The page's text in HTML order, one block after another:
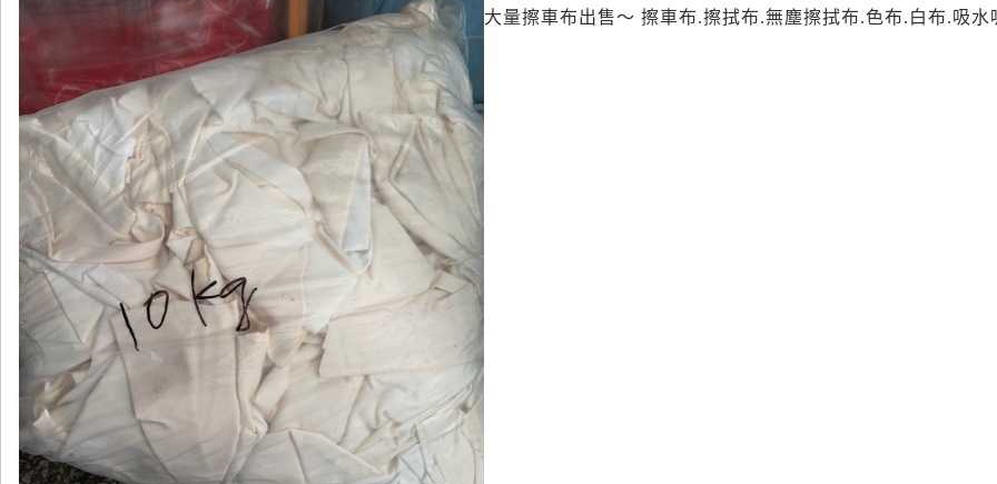
大量擦車布出售～ 擦車布.擦拭布.無塵擦拭布.色布.白布.吸水